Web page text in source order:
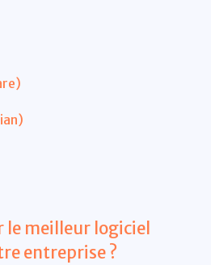
meilleur logiciel
entreprise ?